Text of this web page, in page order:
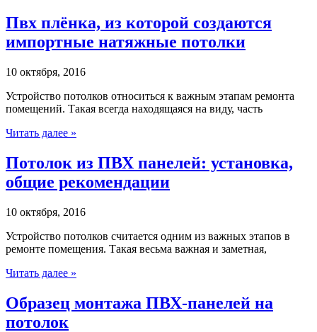
Пвх плёнка, из которой создаются
импортные натяжные потолки
10 октября, 2016
Устройство потолков относиться к важным этапам ремонта
помещений. Такая всегда находящаяся на виду, часть
Читать далее »
Потолок из ПВХ панелей: установка,
общие рекомендации
10 октября, 2016
Устройство потолков считается одним из важных этапов в
ремонте помещения. Такая весьма важная и заметная,
Читать далее »
Образец монтажа ПВХ-панелей на
потолок